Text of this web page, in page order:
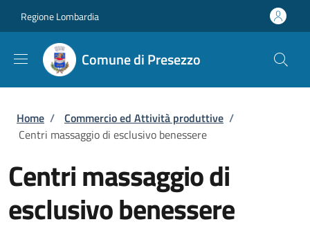
Regione Lombardia
Comune di Presezzo
Briciole di pane
Home / Commercio ed Attività produttive /
Centri massaggio di esclusivo benessere
Centri massaggio di
esclusivo benessere